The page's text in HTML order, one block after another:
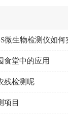
食堂中的应用
残检测呢
项目